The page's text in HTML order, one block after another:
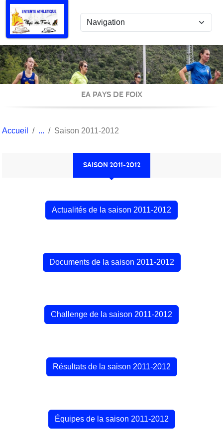
EA PAYS DE FOIX
Accueil Saison 2011-2012
SAISON 2011-2012
Actualités de la saison 2011-2012
Documents de la saison 2011-2012
Challenge de la saison 2011-2012
Résultats de la saison 2011-2012
Équipes de la saison 2011-2012
Panneau de gestion des cookies